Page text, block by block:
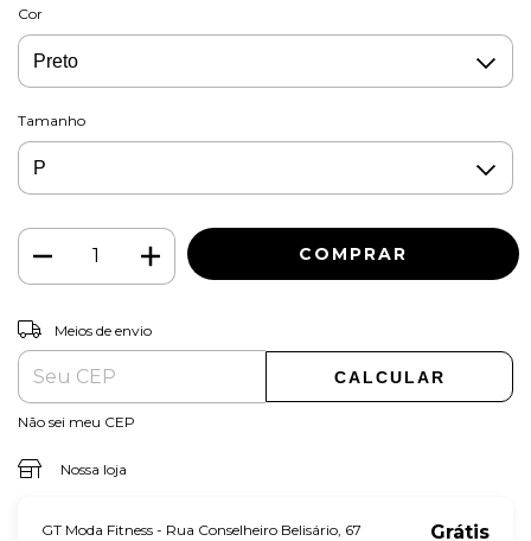
Cor
Tamanho
Entregas para o CEP:
Meios de envio
CALCULAR
Não sei meu CEP
Nossa loja
GT Moda Fitness - Rua Conselheiro Belisário, 67
Grátis